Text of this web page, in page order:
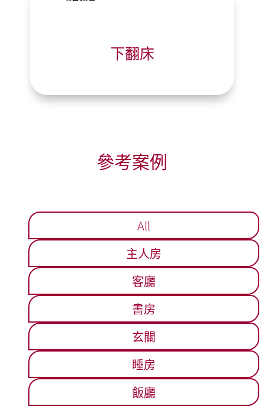
下翻床
參考案例
All
主人房
客廳
書房
玄關
睡房
飯廳